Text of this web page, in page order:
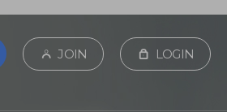
JOIN LOGIN